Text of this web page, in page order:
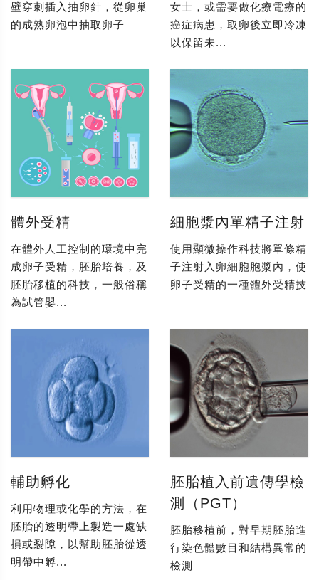
壁穿刺插入抽卵針，從卵巢
的成熟卵泡中抽取卵子
女士，或需要做化療電療的
癌症病患，取卵後立即冷凍
以保留未...
體外受精
在體外人工控制的環境中完
成卵子受精，胚胎培養，及
胚胎移植的科技，一般俗稱
為試管嬰...
細胞漿內單精子注射
使用顯微操作科技將單條精
子注射入卵細胞胞漿內，使
卵子受精的一種體外受精技
輔助孵化
利用物理或化學的方法，在
胚胎的透明帶上製造一處缺
損或裂隙，以幫助胚胎從透
明帶中孵...
胚胎植入前遺傳學檢
測（PGT）
胚胎移植前，對早期胚胎進
行染色體數目和結構異常的
檢測